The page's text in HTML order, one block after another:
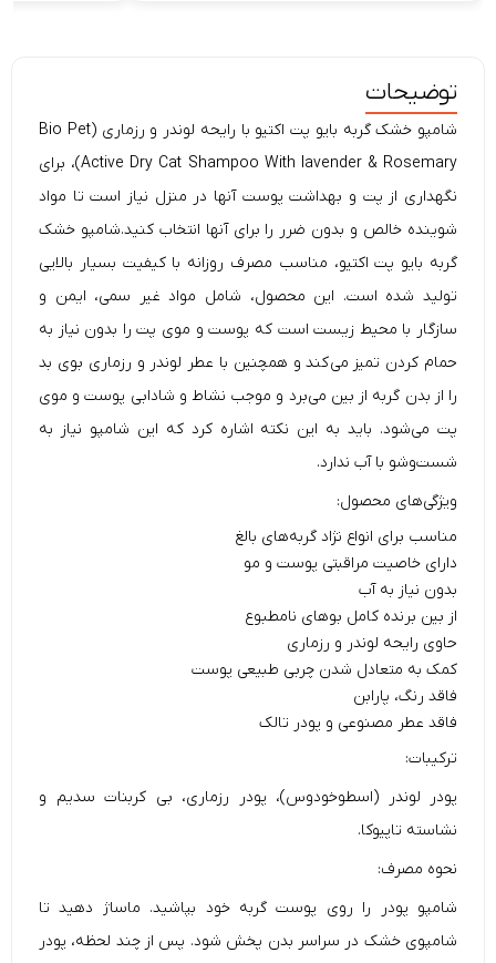
توضیحات
شامپو خشک گربه بایو پت اکتیو با رایحه لوندر و رزماری (Bio Pet
Active Dry Cat Shampoo With lavender & Rosemary)، برای
نگهداری از پت و بهداشت پوست آنها در منزل نیاز است تا مواد
شوینده خالص و بدون ضرر را برای آنها انتخاب کنید.شامپو خشک
گربه بایو پت اکتیو، مناسب مصرف روزانه با کیفیت بسیار بالایی
تولید شده است. این محصول، شامل مواد غیر سمی، ایمن و
سازگار با محیط زیست است که پوست و موی پت را بدون نیاز به
حمام کردن تمیز می‌کند و همچنین با عطر لوندر و رزماری بوی بد
را از بدن گربه از بین می‌برد و موجب نشاط و شادابی پوست و موی
پت می‌شود. باید به این نکته اشاره کرد که این شامپو نیاز به
شست‌‌و‌شو با آب ندارد.
ویژگی‌های محصول:
مناسب برای انواع نژاد گربه‌های بالغ
دارای خاصیت مراقبتی پوست و مو
بدون نیاز به آب
از بین برنده کامل بوهای نامطبوع
حاوی رایحه لوندر و رزماری
کمک به متعادل شدن چربی طبیعی پوست
فاقد رنگ، پارابن
فاقد عطر مصنوعی و پودر تالک
ترکیبات:
پودر لوندر (اسطوخودوس)، پودر رزماری، بی کربنات سدیم و
نشاسته تاپیوکا.
نحوه مصرف:
شامپو پودر را روی پوست گربه خود بپاشید. ماساژ دهید تا
شامپوی خشک در سراسر بدن پخش شود. پس از چند لحظه، پودر